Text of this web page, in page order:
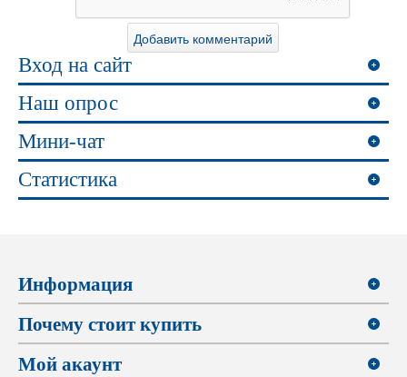
Вход на сайт
Наш опрос
Мини-чат
Статистика
Информация
Почему стоит купить
Мой акаунт